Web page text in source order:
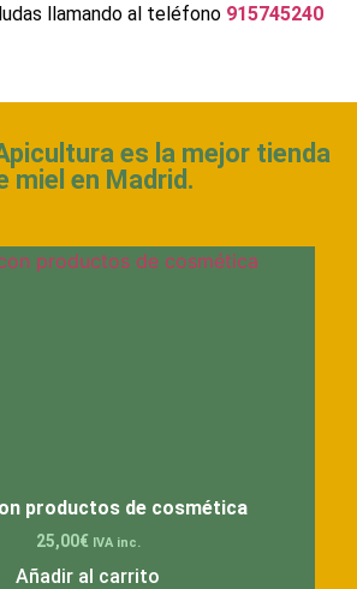
llamando al teléfono 915745240
es la mejor tienda
miel en Madrid.
productos de cosmética
25,00€ IVA inc.
Añadir al carrito